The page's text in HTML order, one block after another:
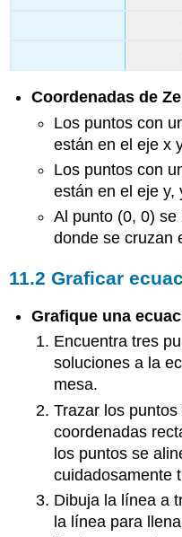
Coordenadas de
Los puntos con
están en el eje x
Los puntos con
están en el eje y,
Al punto (0, 0)
donde se cruzan
11.2 Graficar
Grafique una
Encuentra tres
soluciones a la
mesa.
Trazar los
coordenadas
los puntos se
cuidadosamente
Dibuja la línea a
la línea para